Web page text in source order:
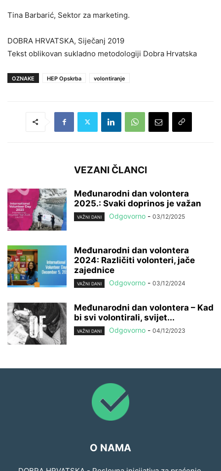
Tina Barbarić, Sektor za marketing.
DOBRA HRVATSKA, Siječanj 2019
Tekst oblikovan sukladno metodologiji Dobra Hrvatska
OZNAKE HEP Opskrba volontiranje
VEZANI ČLANCI
Međunarodni dan volontera
2025.: Svaki doprinos je važan
VAŽNI DANI Odgovorno - 03/12/2025
Međunarodni dan volontera
2024: Različiti volonteri, jače
zajednice
VAŽNI DANI Odgovorno - 03/12/2024
Međunarodni dan volontera – Kad
bi svi volontirali, svijet...
VAŽNI DANI Odgovorno - 04/12/2023
O NAMA